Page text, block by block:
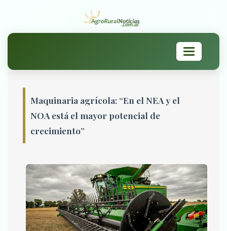
Toggle
navigation
Maquinaria agrícola: “En el NEA y el
NOA está el mayor potencial de
crecimiento”